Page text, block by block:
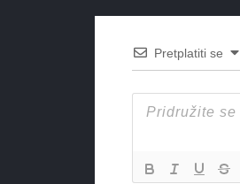
Pretplatiti se